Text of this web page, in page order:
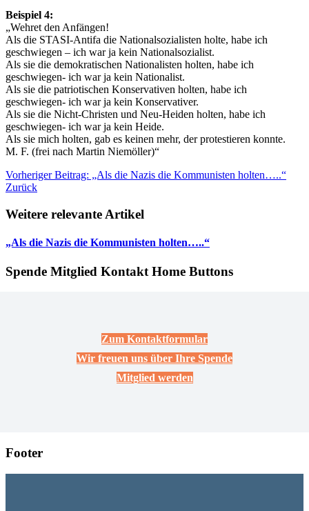
Beispiel 4:
„Wehret den Anfängen!
Als die STASI-Antifa die Nationalsozialisten holte, habe ich
geschwiegen – ich war ja kein Nationalsozialist.
Als sie die demokratischen Nationalisten holten, habe ich
geschwiegen- ich war ja kein Nationalist.
Als sie die patriotischen Konservativen holten, habe ich
geschwiegen- ich war ja kein Konservativer.
Als sie die Nicht-Christen und Neu-Heiden holten, habe ich
geschwiegen- ich war ja kein Heide.
Als sie mich holten, gab es keinen mehr, der protestieren konnte.
M. F. (frei nach Martin Niemöller)“
Vorheriger Beitrag: „Als die Nazis die Kommunisten holten…..“
Zurück
Weitere relevante Artikel
„Als die Nazis die Kommunisten holten…..“
Spende Mitglied Kontakt Home Buttons
Zum Kontaktformular
Wir freuen uns über Ihre Spende
Mitglied werden
Footer